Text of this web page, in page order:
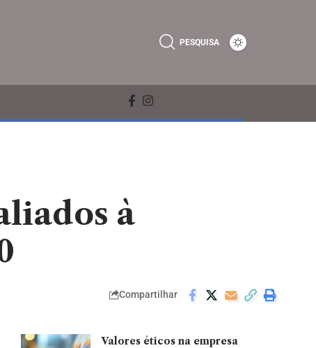
PESQUISA
à
Compartilhar
Valores éticos na empresa